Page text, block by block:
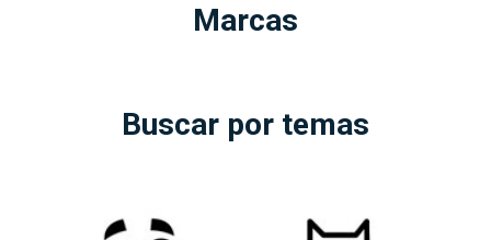
Marcas
Buscar por temas